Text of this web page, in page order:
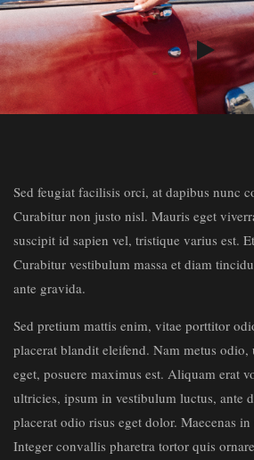
Sed feugiat facilisis orci, at dapibus nunc
Curabitur non justo nisl. Mauris eget
suscipit id sapien vel, tristique varius est.
Curabitur vestibulum massa et diam
ante gravida.
Sed pretium mattis enim, vitae porttitor
placerat blandit eleifend. Nam metus
eget, posuere maximus est. Aliquam erat
ultricies, ipsum in vestibulum luctus, ante
placerat odio risus eget dolor. Maecenas
Integer convallis pharetra tortor quis